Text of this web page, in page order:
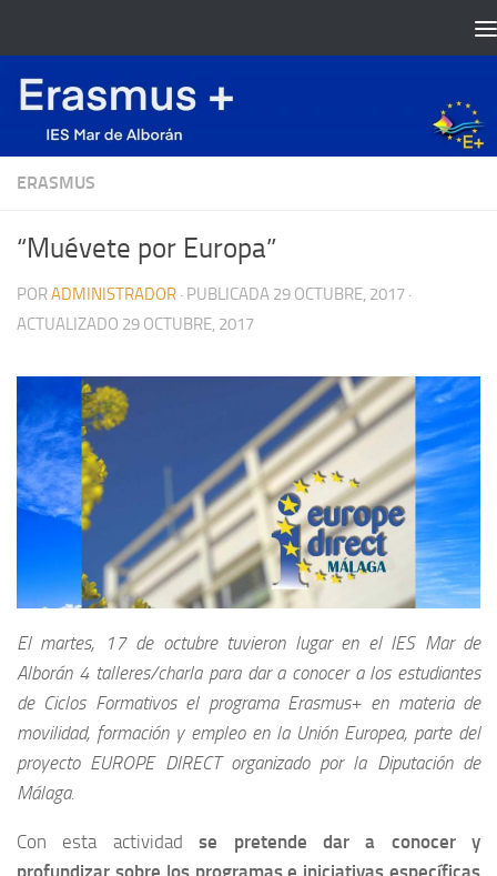
ERASMUS
“Muévete por Europa”
PORADMINISTRADOR · PUBLICADA 29 OCTUBRE, 2017 ·
ACTUALIZADO 29 OCTUBRE, 2017
El martes, 17 de octubre tuvieron lugar en el IES Mar de
Alborán 4 talleres/charla para dar a conocer a los estudiantes
de Ciclos Formativos el programa Erasmus+ en materia de
movilidad, formación y empleo en la Unión Europea, parte del
proyecto EUROPE DIRECT organizado por la Diputación de
Málaga.
Con esta actividadse pretende dar a conocer y
profundizar sobre los programas e iniciativas específicas